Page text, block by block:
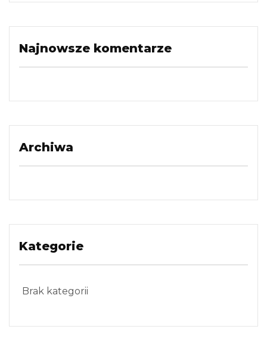
Najnowsze komentarze
Archiwa
Kategorie
Brak kategorii